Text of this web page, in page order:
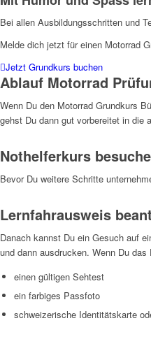
Bei allen Ausbildungsschritten und
Melde dich jetzt für einen Motorrad
Jetzt Grundkurs buchen
Ablauf Motorrad
Wenn Du den Motorrad Grundkurs
gehst Du dann gut vorbereitet in die
Nothelferkurs
Bevor Du weitere Schritte
Lernfahrausweis
Danach kannst Du ein Gesuch auf
und dann ausdrucken. Wenn Du
einen gültigen Sehtest
ein farbiges Passfoto
schweizerische Identitätskarte